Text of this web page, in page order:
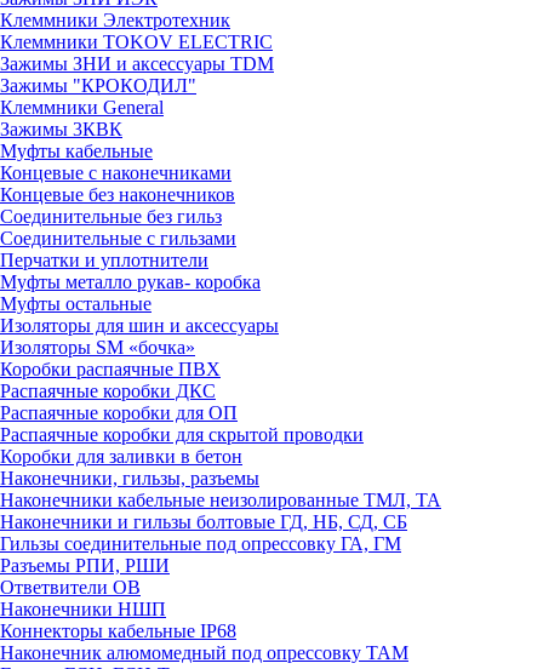
Клеммники Электротехник
Клеммники TOKOV ELECTRIC
Зажимы ЗНИ и аксессуары TDM
Зажимы "КРОКОДИЛ"
Клеммники General
Зажимы 3КВК
Муфты кабельные
Концевые с наконечниками
Концевые без наконечников
Соединительные без гильз
Соединительные с гильзами
Перчатки и уплотнители
Муфты металло рукав- коробка
Муфты остальные
Изоляторы для шин и аксессуары
Изоляторы SM «бочка»
Коробки распаячные ПВХ
Распаячные коробки ДКС
Распаячные коробки для ОП
Распаячные коробки для скрытой проводки
Коробки для заливки в бетон
Наконечники, гильзы, разъемы
Наконечники кабельные неизолированные ТМЛ, ТА
Наконечники и гильзы болтовые ГД, НБ, СД, СБ
Гильзы соединительные под опрессовку ГА, ГМ
Разъемы РПИ, РШИ
Ответвители ОВ
Наконечники НШП
Коннекторы кабельные IP68
Наконечник алюмомедный под опрессовку ТАМ